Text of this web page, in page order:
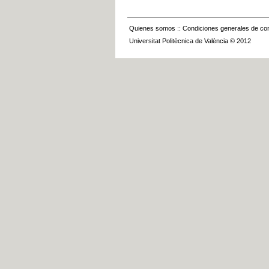
Quienes somos :: Condiciones generales de
Universitat Politècnica de València © 2012